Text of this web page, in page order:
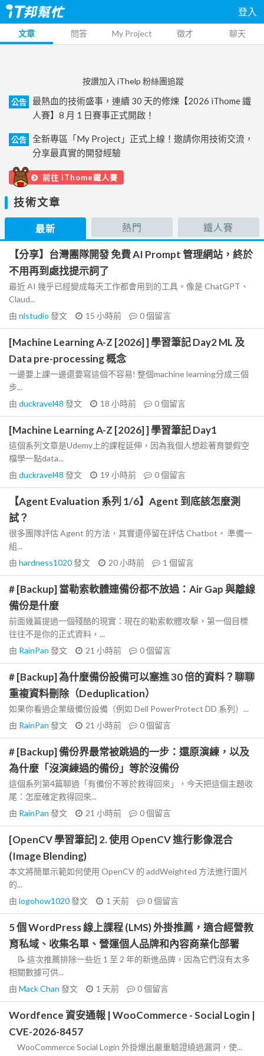
登入
文章 問答 My Project 徵才 聊天
按讚加入 iThelp 粉絲團追蹤
公告
最熱血的技術盛事，連續 30 天的修煉【2026 iThome 鐵
人賽】8 月 1 日賽事正式開啟！
公告
全新專區「My Project」正式上線！邀請你用技術交流，
分享最真實的開發經驗
前往 iThome鐵人賽
技術文章
最新 熱門 鐵人賽
【分享】台灣團隊開發 免費 AI Prompt 管理網站，終於
不用再到處找提示詞了
最近 AI 幾乎已經變成每天工作都會用到的工具。像是 ChatGPT、
Claud...
由 nlstudio 發文 15 小時前 0個留言
[Machine Learning A-Z [2026] ] 學習筆記 Day2 ML 及
Data pre-processing 概念
一邊要上課一邊還要寫這個不容易! 整個machine learning分成三個
步...
由 duckravel48 發文 18 小時前 0個留言
[Machine Learning A-Z [2026] ] 學習筆記 Day1
這個系列文章是Udemy上的課程延伸，因為我個人想趁著育嬰假空
檔學一點data...
由 duckravel48 發文 19 小時前 0個留言
【Agent Evaluation 系列 1/6】Agent 到底該怎麼測
試？
很多團隊評估 Agent 的方法，其實還停留在評估 Chatbot。 準備一
組...
由 hardness1020發文 20 小時前 1 個留言
# [Backup] 當勒索軟體連備份都不放過：Air Gap 與離線
備份是什麼
前面幾篇提過一個殘酷的現實：現在的勒索軟體攻擊，第一個目標
往往不是你的正式資料，...
由 RainPan 發文 21 小時前 0個留言
# [Backup] 為什麼備份設備可以塞進 30 倍的資料？聊聊
重複資料刪除（Deduplication）
如果你看過企業級備份設備（例如 Dell PowerProtect DD 系列）...
由 RainPan 發文 21 小時前 0個留言
# [Backup] 備份界最常被跳過的一步：還原演練，以及
為什麼「沒演練過的備份」等於沒備份
這個系列第4篇聊過「有備份不等於救得回來」，今天把這個主題收
尾：怎麼確定救得回來...
由 RainPan 發文 21 小時前 0個留言
[OpenCV 學習筆記] 2. 使用 OpenCV 進行影像混合
(Image Blending)
本文將簡單示範如何使用 OpenCV 的 addWeighted 方法進行圖片
的...
由 logohow1020發文 1 天前 0個留言
5 個 WordPress 線上課程 (LMS) 外掛推薦，適合經營教
育私域、收集名單、營運個人品牌和內容商業化部署
📝 這次推薦排除一些近 1 至 2 年的新進品牌，因為它們沒有太多
相關數據可供...
由 Mack Chan 發文 1 天前 0個留言
Wordfence 資安通報 | WooCommerce - Social Login |
CVE-2026-8457
WooCommerce Social Login 外掛爆出嚴重驗證繞過漏洞，使...